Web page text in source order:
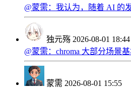
@蒙需：我认为，随着 AI 的
独元殇 2026-08-01 18:44
@蒙需：chroma 大部分场景
蒙需 2026-08-01 15:55